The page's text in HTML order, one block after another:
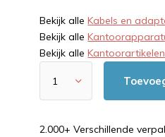
Bekijk alleKabels en
Bekijk alle
Bekijk alleKantoorartikelen
2.000+ Verschillende